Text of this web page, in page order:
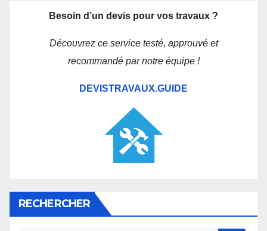
Besoin d’un devis pour vos travaux ?
Découvrez ce service testé, approuvé et
recommandé par notre équipe !
DEVISTRAVAUX.GUIDE
RECHERCHER